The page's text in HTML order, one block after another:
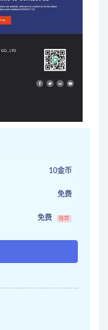
10金币
免费
免费 推荐